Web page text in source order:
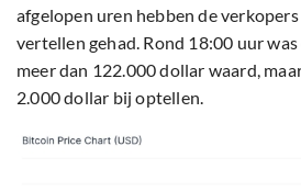
afgelopen uren hebben de
vertellen gehad. Rond 18:00 uur
meer dan 122.000 dollar waard,
2.000 dollar bij optellen.